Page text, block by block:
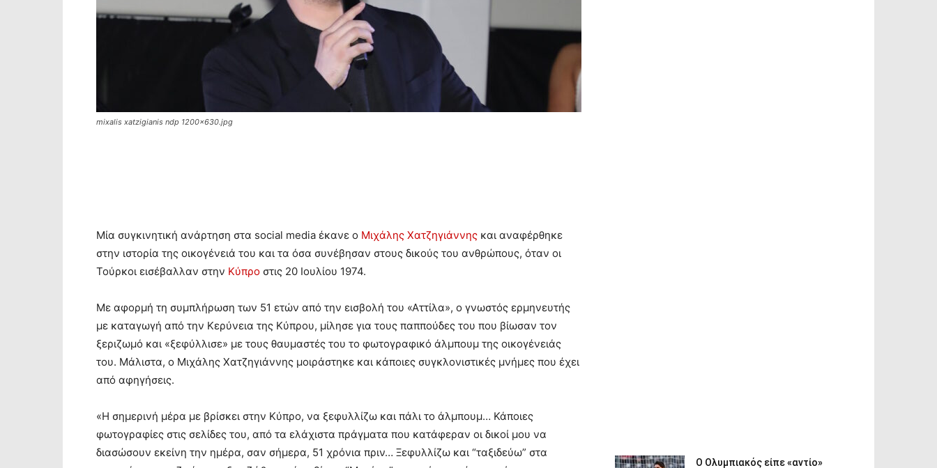
mixalis xatzigianis ndp 1200x630.jpg
Μία συγκινητική ανάρτηση στα social media έκανε ο Μιχάλης Χατζηγιάννης και αναφέρθηκε
στην ιστορία της οικογένειά του και τα όσα συνέβησαν στους δικούς του ανθρώπους, όταν οι
Τούρκοι εισέβαλλαν στην Κύπρο στις 20 Ιουλίου 1974.
Με αφορμή τη συμπλήρωση των 51 ετών από την εισβολή του «Αττίλα», ο γνωστός ερμηνευτής
με καταγωγή από την Κερύνεια της Κύπρου, μίλησε για τους παππούδες του που βίωσαν τον
ξεριζωμό και «ξεφύλλισε» με τους θαυμαστές του το φωτογραφικό άλμπουμ της οικογένειάς
του. Μάλιστα, ο Μιχάλης Χατζηγιάννης μοιράστηκε και κάποιες συγκλονιστικές μνήμες που έχει
από αφηγήσεις.
«Η σημερινή μέρα με βρίσκει στην Κύπρο, να ξεφυλλίζω και πάλι το άλμπουμ… Κάποιες
φωτογραφίες στις σελίδες του, από τα ελάχιστα πράγματα που κατάφεραν οι δικοί μου να
διασώσουν εκείνη την ημέρα, σαν σήμερα, 51 χρόνια πριν… Ξεφυλλίζω και “ταξιδεύω” στα
Ο Ολυμπιακός είπε «αντίο»